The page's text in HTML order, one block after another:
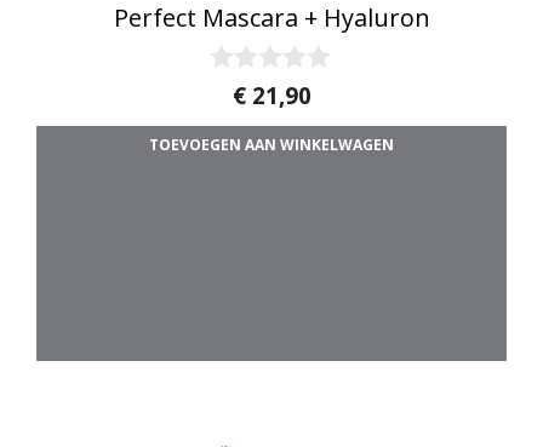
Perfect Mascara + Hyaluron
a
n
€21,90
TOEVOEGEN AAN WINKELWAGEN